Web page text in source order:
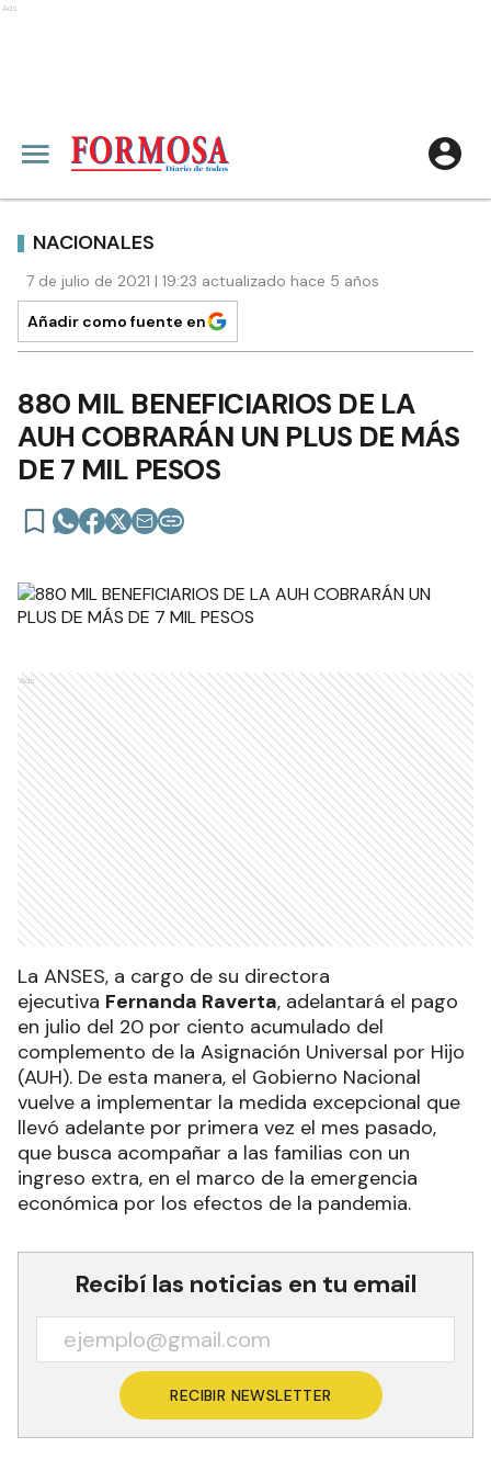
Ads
NACIONALES
7 de julio de 2021 | 19:23 actualizado hace 5 años
Añadir como fuente en
880 MIL BENEFICIARIOS DE LA
AUH COBRARÁN UN PLUS DE MÁS
DE 7 MIL PESOS
Ads
La ANSES, a cargo de su directora
ejecutiva Fernanda Raverta, adelantará el pago
en julio del 20 por ciento acumulado del
complemento de la Asignación Universal por Hijo
(AUH). De esta manera, el Gobierno Nacional
vuelve a implementar la medida excepcional que
llevó adelante por primera vez el mes pasado,
que busca acompañar a las familias con un
ingreso extra, en el marco de la emergencia
económica por los efectos de la pandemia.
Recibí las noticias en tu email
RECIBIR NEWSLETTER